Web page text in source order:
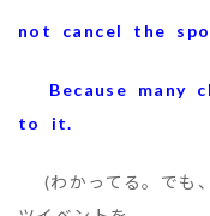
not cancel the
Because many
to it.
(わかってる。でも